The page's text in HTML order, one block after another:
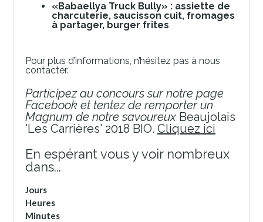
«Babaellya Truck Bully» : assiette de
charcuterie, saucisson cuit, fromages
à partager, burger frites
Pour plus d’informations, n’hésitez pas à nous
contacter.
Participez au concours sur notre page
Facebook et tentez de remporter un
Magnum de notre savoureux Beaujolais
'Les Carrières' 2018 BIO. Cliquez ici
En espérant vous y voir nombreux
dans...
Jours
Heures
Minutes